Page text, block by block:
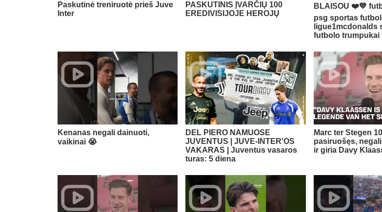
Paskutinė treniruotė prieš Juve
Inter
PASKUTINIS ĮVARČIŲ 100
EREDIVISIJOJE HEROJŲ
BLAISOU ❤️💙
psg sportas
ligue1mcdonalds
futbolo trumpukai
Kenanas negali dainuoti,
vaikinai 😭​
DEL PIERO NAMUOSE
JUVENTUS | JUVE-INTER'OS
VAKARAS | Juventus vasaros
turas: 5 diena
Marc ter Stegen
pasiruošęs,
ir giria Davy